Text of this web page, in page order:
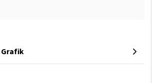
Grafik